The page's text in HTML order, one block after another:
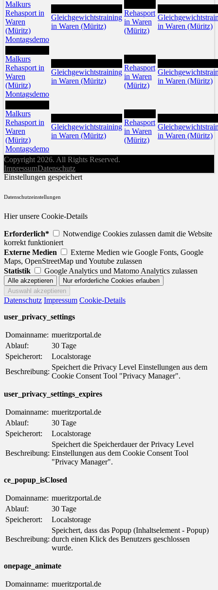
Malkurs
Rehasport in
Waren
(Müritz)
Montagsdemo
Gleichgewichtstraining
in Waren (Müritz)
Rehasport
in Waren
(Müritz)
in Waren (Müritz)
Malkurs
Rehasport in
Waren
(Müritz)
Montagsdemo
Gleichgewichtstraining
in Waren (Müritz)
Rehasport
in Waren
(Müritz)
in Waren (Müritz)
Malkurs
Rehasport in
Waren
(Müritz)
Montagsdemo
Gleichgewichtstraining
in Waren (Müritz)
Rehasport
in Waren
(Müritz)
in Waren (Müritz)
Copyright 2026. All Rights Reserved.
ImpressumDatenschutz
Einstellungen gespeichert
Datenschutzeinstellungen
Hier unsere Cookie-Details
Erforderlich*
Notwendige Cookies zulassen damit die Website
korrekt funktioniert
Externe Medien
Externe Medien wie Google Fonts, Google
Maps, OpenStreetMap und Youtube zulassen
Statistik
Google Analytics und Matomo Analytics zulassen
Datenschutz Impressum Cookie-Details
user_privacy_settings
Domainname: mueritzportal.de
Ablauf:
30 Tage
Speicherort:
Localstorage
Beschreibung:
Speichert die Privacy Level Einstellungen aus dem
Cookie Consent Tool "Privacy Manager".
user_privacy_settings_expires
Domainname: mueritzportal.de
Ablauf:
30 Tage
Speicherort:
Localstorage
Beschreibung:
Speichert die Speicherdauer der Privacy Level
Einstellungen aus dem Cookie Consent Tool
"Privacy Manager".
ce_popup_isClosed
Domainname: mueritzportal.de
Ablauf:
30 Tage
Speicherort:
Localstorage
Beschreibung:
Speichert, dass das Popup (Inhaltselement - Popup)
durch einen Klick des Benutzers geschlossen
wurde.
onepage_animate
Domainname: mueritzportal.de